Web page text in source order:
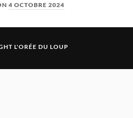
4 OCTOBRE 2024
L'ORÉE DU LOUP